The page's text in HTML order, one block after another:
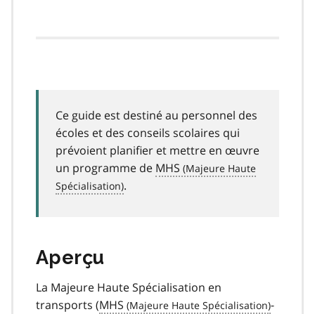
Ce guide est destiné au personnel des
écoles et des conseils scolaires qui
prévoient planifier et mettre en œuvre
un programme de MHS
.
Aperçu
La Majeure Haute Spécialisation en
transports (MHS
-